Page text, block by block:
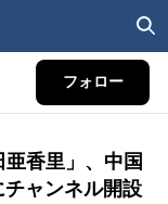
フォロー
香里」、中国
ャンネル開設